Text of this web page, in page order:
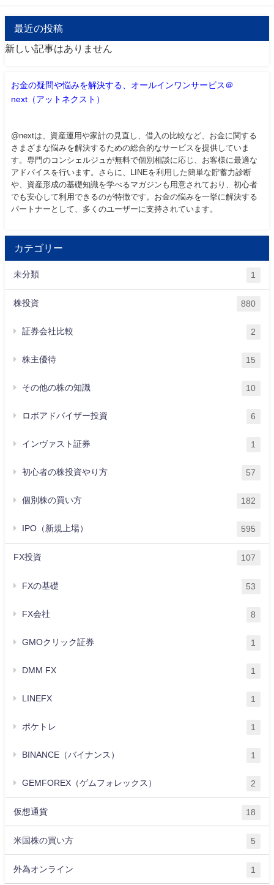
最近の投稿
新しい記事はありません
お金の疑問や悩みを解決する、オールインワンサービス＠
next（アットネクスト）
@nextは、資産運用や家計の見直し、借入の比較など、お金に関する
さまざまな悩みを解決するための総合的なサービスを提供していま
す。専門のコンシェルジュが無料で個別相談に応じ、お客様に最適な
アドバイスを行います。さらに、LINEを利用した簡単な貯蓄力診断
や、資産形成の基礎知識を学べるマガジンも用意されており、初心者
でも安心して利用できるのが特徴です。お金の悩みを一挙に解決する
パートナーとして、多くのユーザーに支持されています。
カテゴリー
未分類 1
株投資 880
証券会社比較 2
株主優待 15
その他の株の知識 10
ロボアドバイザー投資 6
インヴァスト証券 1
初心者の株投資やり方 57
個別株の買い方 182
IPO（新規上場） 595
FX投資 107
FXの基礎 53
FX会社 8
GMOクリック証券 1
DMM FX 1
LINEFX 1
ポケトレ 1
BINANCE（バイナンス） 1
GEMFOREX（ゲムフォレックス） 2
仮想通貨 18
米国株の買い方 5
外為オンライン 1